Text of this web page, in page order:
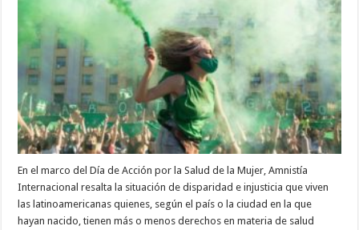
LA
LEGISLACIÓN
SOBRE
ABORTO
LEGAL
En el marco del Día de Acción por la Salud de la Mujer, Amnistía
Internacional resalta la situación de disparidad e injusticia que viven
las latinoamericanas quienes, según el país o la ciudad en la que
hayan nacido, tienen más o menos derechos en materia de salud